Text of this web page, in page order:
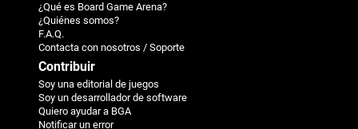
¿Qué es Board Game Arena?
¿Quiénes somos?
F.A.Q.
Contacta con nosotros / Soporte
Contribuir
Soy una editorial de juegos
Soy un desarrollador de software
Quiero ayudar a BGA
Notificar un error